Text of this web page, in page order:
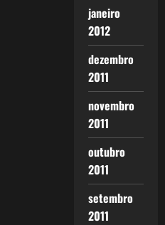
janeiro
2012
dezembro
2011
novembro
2011
outubro
2011
setembro
2011